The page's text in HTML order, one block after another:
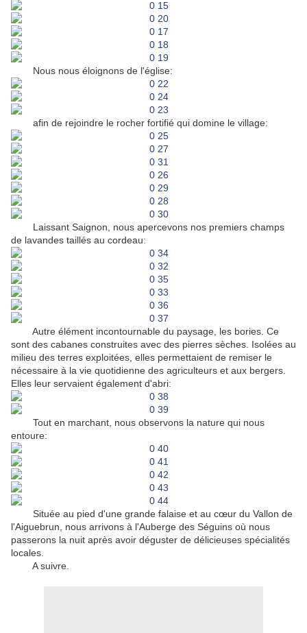
Nous nous éloignons de l'église:
afin de rejoindre le rocher fortifié qui domine le village:
Laissant Saignon, nous apercevons nos premiers champs
de lavandes taillés au cordeau:
Autre élément incontournable du paysage, les bories. Ce
sont des cabanes construites avec des pierres sèches. Isolées au
milieu des terres exploitées, elles permettaient de remiser le
nécessaire à la vie quotidienne des agriculteurs et aux bergers.
Elles leur servaient également d'abri:
Tout en marchant, nous observons la nature qui nous
entoure:
Située au pied d'une grande falaise et au cœur du Vallon de
l'Aiguebrun, nous arrivons à l'Auberge des Séguins où nous
passerons la nuit après avoir déguster de délicieuses spécialités
locales.
A suivre.